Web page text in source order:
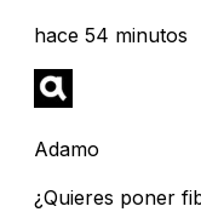
hace 54 minutos
Adamo
¿Quieres poner